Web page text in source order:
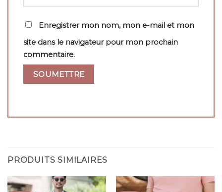
Enregistrer mon nom, mon e-mail et mon
site dans le navigateur pour mon prochain
commentaire.
PRODUITS SIMILAIRES